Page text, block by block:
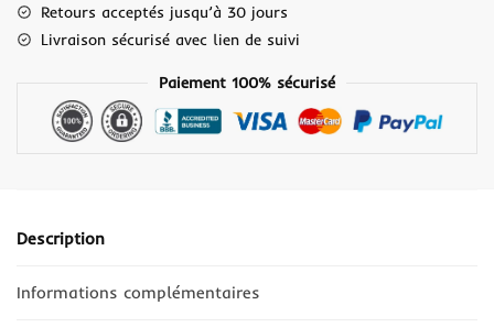
Retours acceptés jusqu’à 30 jours
Livraison sécurisé avec lien de suivi
Paiement 100% sécurisé
Description
Informations complémentaires